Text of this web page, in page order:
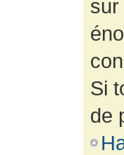
sur
Si
de